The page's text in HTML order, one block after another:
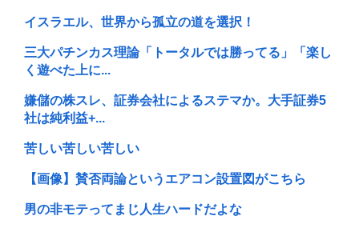
イスラエル、世界から孤立の道を選択！
三大パチンカス理論「トータルでは勝ってる」「楽し
く遊べた上に...
嫌儲の株スレ、証券会社によるステマか。大手証券5
社は純利益+...
苦しい苦しい苦しい
【画像】賛否両論というエアコン設置図がこちら
男の非モテってまじ人生ハードだよな